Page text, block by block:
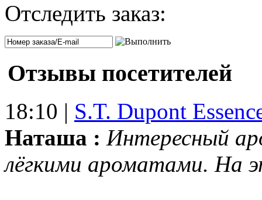
Отследить заказ:
Отзывы посетителей
18:10 | S.T. Dupont
Наташа : Интересный
лёгкими ароматами. На